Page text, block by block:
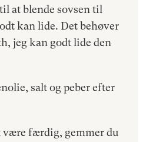
at blende sovsen til
kan lide. Det behøver
jeg kan godt lide den
salt og peber efter
være færdig, gemmer du